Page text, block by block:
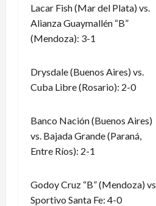
Lacar Fish (Mar del Plata) vs.
Alianza Guaymallén “B”
(Mendoza): 3-1
Drysdale (Buenos Aires) vs.
Cuba Libre (Rosario): 2-0
Banco Nación (Buenos Aires)
vs. Bajada Grande (Paraná,
Entre Ríos): 2-1
Godoy Cruz “B” (Mendoza) vs.
Sportivo Santa Fe: 4-0